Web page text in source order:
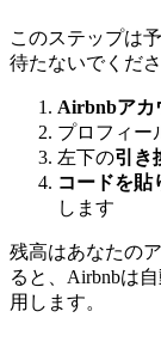
このステップは
待たないでくださ
Airbnbアカ
プロフィー
左下の引き
コードを貼
します
残高はあなたの
ると、Airbnbは
用します。